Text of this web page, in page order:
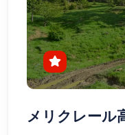
メリクレール